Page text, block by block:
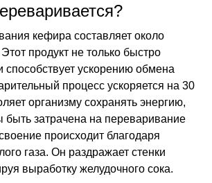
кефира составляет около
продукт не только быстро
способствует ускорению обмена
процесс ускоряется на 30
организму сохранять энергию,
быть затрачена на переваривание
происходит благодаря
газа. Он раздражает стенки
выработку желудочного сока.